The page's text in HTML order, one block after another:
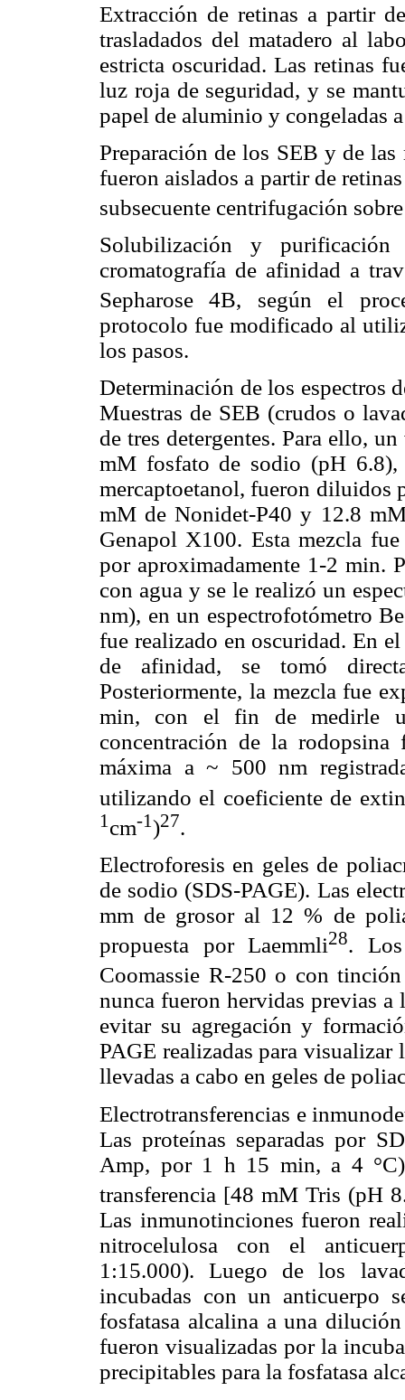
Extracción de retinas a partir
trasladados del matadero al
estricta oscuridad. Las retinas
luz roja de seguridad, y se
papel de aluminio y congeladas
Preparación de los SEB y de
fueron aislados a partir de
subsecuente centrifugación
Solubilización y
cromatografía de afinidad a
Sepharose 4B, según el
protocolo fue modificado al
los pasos.
Determinación de los espectros
Muestras de SEB (crudos o
de tres detergentes. Para ello,
mM fosfato de sodio (pH
mercaptoetanol, fueron diluidos
mM de Nonidet-P40 y 12.8
Genapol X100. Esta mezcla
por aproximadamente 1-2 min.
con agua y se le realizó un
nm), en un espectrofotómetro
fue realizado en oscuridad. En
de afinidad, se tomó
Posteriormente, la mezcla fue
min, con el fin de medirle
concentración de la
máxima a ~ 500 nm
utilizando el coeficiente de
1 cm-1)27.
Electroforesis en geles de
de sodio (SDS-PAGE). Las
mm de grosor al 12 % de
propuesta por Laemmli28.
Coomassie R-250 o con
nunca fueron hervidas previas a
evitar su agregación y
PAGE realizadas para
llevadas a cabo en geles de
Electrotransferencias e
Las proteínas separadas por
Amp, por 1 h 15 min, a 4
transferencia [48 mM Tris (pH
Las inmunotinciones fueron
nitrocelulosa con el
1:15.000). Luego de los
incubadas con un anticuerpo
fosfatasa alcalina a una
fueron visualizadas por la
precipitables para la fosfatasa